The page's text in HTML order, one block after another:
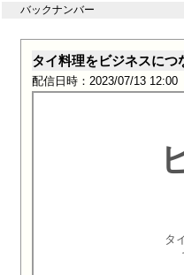
バックナンバー
タイ料理をビジネスにつ
配信日時：2023/07/13 12:00